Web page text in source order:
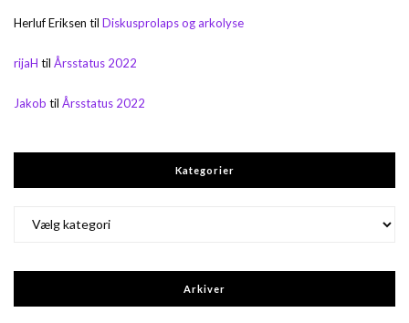
Herluf Eriksen til Diskusprolaps og arkolyse
rijaH til Årsstatus 2022
Jakob til Årsstatus 2022
Kategorier
Arkiver